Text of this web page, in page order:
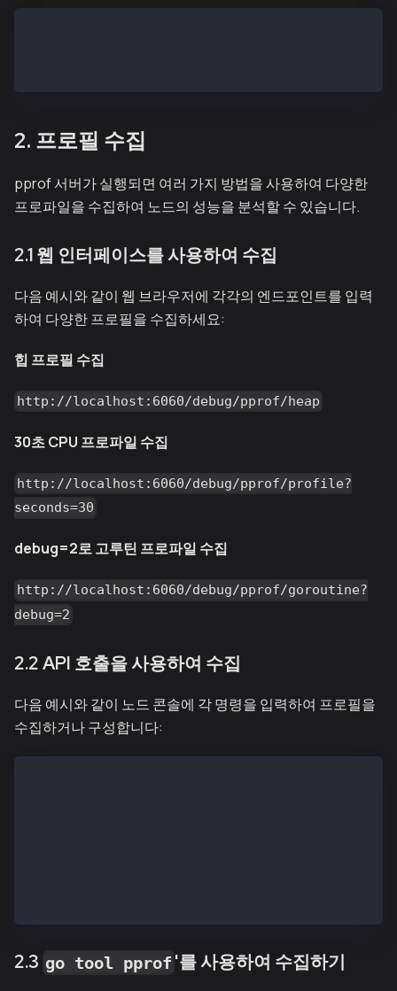
2. 프로필 수집
pprof 서버가 실행되면 여러 가지 방법을 사용하여 다양한
프로파일을 수집하여 노드의 성능을 분석할 수 있습니다.
2.1 웹 인터페이스를 사용하여 수집
다음 예시와 같이 웹 브라우저에 각각의 엔드포인트를 입력
하여 다양한 프로필을 수집하세요:
힙 프로필 수집
http://localhost:6060/debug/pprof/heap
30초 CPU 프로파일 수집
http://localhost:6060/debug/pprof/profile?
seconds=30
debug=2로 고루틴 프로파일 수집
http://localhost:6060/debug/pprof/goroutine?
debug=2
2.2 API 호출을 사용하여 수집
다음 예시와 같이 노드 콘솔에 각 명령을 입력하여 프로필을
수집하거나 구성합니다:
2.3 go tool pprof '를 사용하여 수집하기